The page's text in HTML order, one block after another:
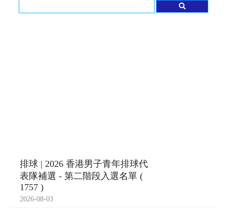
排球 | 2026 香港男子青年排球代
表隊補選 - 第二階段入選名單 (
1757 )
2026-08-03